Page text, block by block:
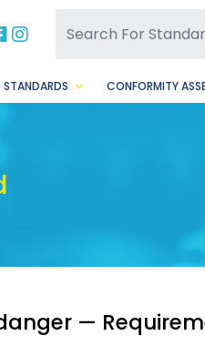
BBSQ Facebook
BBSQ Instagram
STANDARDS CONFORMITY
—